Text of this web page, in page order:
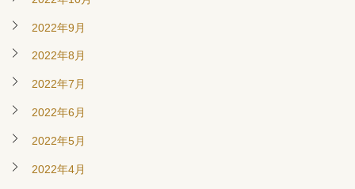
2022年9月
2022年8月
2022年7月
2022年6月
2022年5月
2022年4月